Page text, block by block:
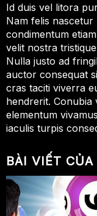
Id duis vel litora
Nam felis
condimentum
velit nostra
Nulla justo ad
auctor consequat
cras taciti viverra
hendrerit. Conubia
elementum
iaculis turpis
BÀI VIẾT CỦA